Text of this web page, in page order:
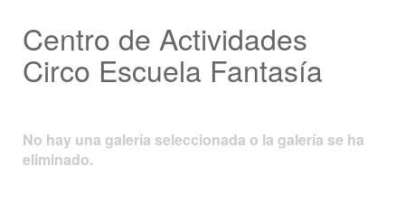
Centro de Actividades
Circo Escuela Fantasía
No hay una galería seleccionada o la galería se ha
eliminado.